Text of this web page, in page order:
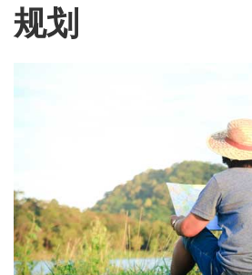
规划